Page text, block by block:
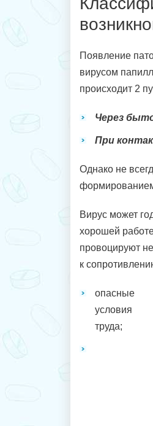
Появление
вирусом
происходит 2
Через
При
Однако не
Вирус может
хорошей
провоцируют
к
опасные
условия
труда;